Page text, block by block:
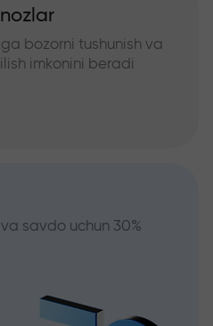
bozorni tushunish va
imkonini beradi
savdo uchun 30%